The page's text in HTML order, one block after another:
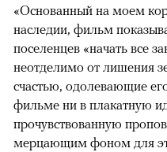
«Основанный на моем
наследии, фильм
поселенцев «начать все
неотделимо от лишения
счастью, одолевающие
фильме ни в плакатную
прочувствованную
мерцающим фоном для